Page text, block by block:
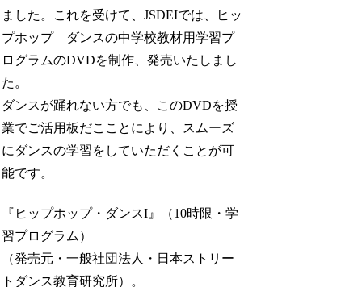
ました。これを受けて、JSDEIでは、ヒッ
プホップ ダンスの中学校教材用学習プ
ログラムのDVDを制作、発売いたしまし
た。
ダンスが踊れない方でも、このDVDを授
業でご活用板だこことにより、スムーズ
にダンスの学習をしていただくことが可
能です。
『ヒップホップ・ダンスI』（10時限・学
習プログラム）
（発売元・一般社団法人・日本ストリー
トダンス教育研究所）。